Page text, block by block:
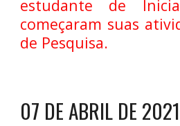
estudante de
começaram suas
de Pesquisa.
07 DE ABRIL DE 2021